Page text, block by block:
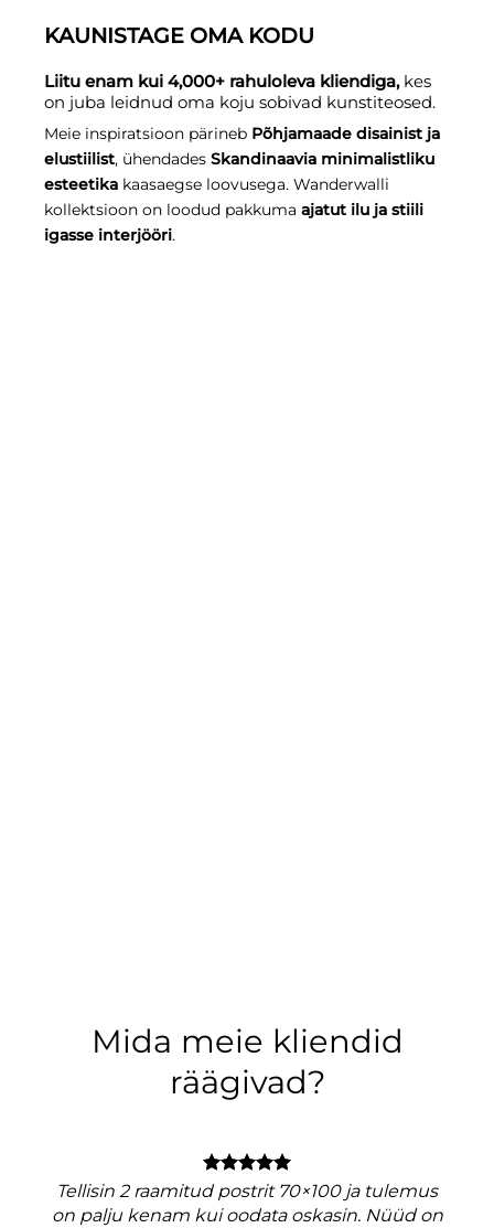
KAUNISTAGE OMA KODU
Liitu enam kui 4,000+ rahuloleva kliendiga, kes
on juba leidnud oma koju sobivad kunstiteosed.
Meie inspiratsioon pärineb Põhjamaade disainist ja
elustiilist, ühendades Skandinaavia minimalistliku
esteetikakaasaegse loovusega. Wanderwalli
kollektsioon on loodud pakkuma ajatut ilu ja stiili
igasse interjööri.
Mida meie kliendid
räägivad?
Tellisin 2 raamitud postrit 70×100 ja tulemus
on palju kenam kui oodata oskasin. Nüüd on